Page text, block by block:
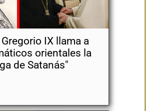
IX llama a
orientales la
de Satanás"